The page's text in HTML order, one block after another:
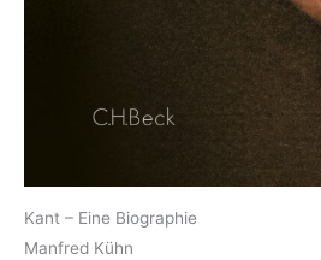
Kant – Eine Biographie
Manfred Kühn